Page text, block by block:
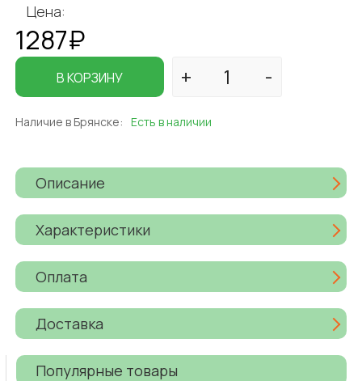
Цена:
1287₽
В КОРЗИНУ
Наличие в Брянске: Есть в наличии
Описание
Характеристики
Оплата
Доставка
Популярные товары